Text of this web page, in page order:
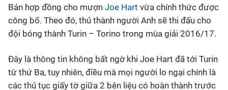
Bóng đá
Thể thao Điện tử
Bản hợp đồng cho mượn Joe Hart vừa chính thức được
công bố. Theo đó, thủ thành người Anh sẽ thi đấu cho
đội bóng thành Turin – Torino trong mùa giải 2016/17.
Đây là thông tin không bất ngờ khi Joe Hart đã tới Turin
từ thứ Ba, tuy nhiên, điều mà mọi người lo ngại chính là
các thủ tục giấy tờ giữa 2 bên liệu có hoàn thành trước